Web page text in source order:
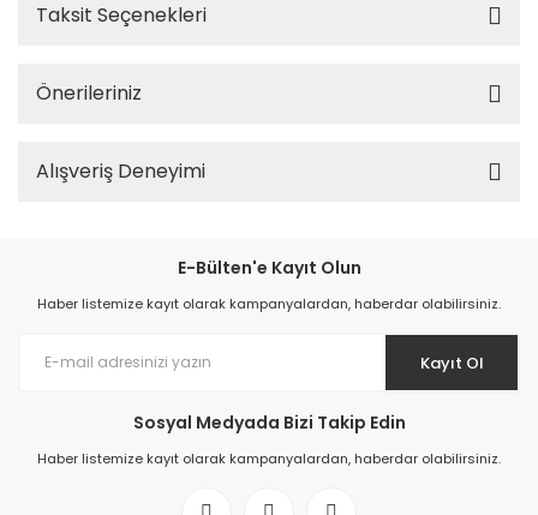
Taksit Seçenekleri
Önerileriniz
Alışveriş Deneyimi
E-Bülten'e Kayıt Olun
Haber listemize kayıt olarak kampanyalardan, haberdar olabilirsiniz.
Kayıt Ol
Sosyal Medyada Bizi Takip Edin
Haber listemize kayıt olarak kampanyalardan, haberdar olabilirsiniz.